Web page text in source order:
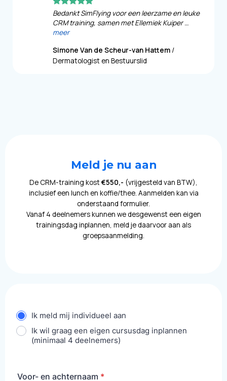
Bedankt SimFlying voor een leerzame en leuke
CRM training, samen met Ellemiek Kuiper …
meer
Simone Van de Scheur-van Hattem /
Dermatologist en Bestuurslid
Meld je nu aan
De CRM-training kost€550,- (vrijgesteld van BTW),
inclusief een lunch en koffie/thee. Aanmelden kan via
onderstaand formulier.
Vanaf 4 deelnemers kunnen we desgewenst een eigen
trainingsdag inplannen, meld je daarvoor aan als
groepsaanmelding.